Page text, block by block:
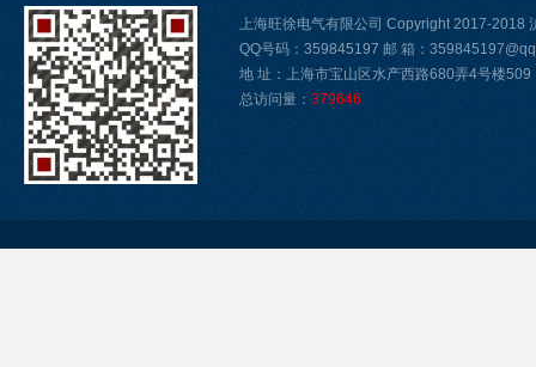
上海旺徐电气有限公司 Copyright 2017-2018
QQ号码：359845197 邮 箱：
地 址：上海市宝山区水产西路680弄4号楼509
总访问量： 379646